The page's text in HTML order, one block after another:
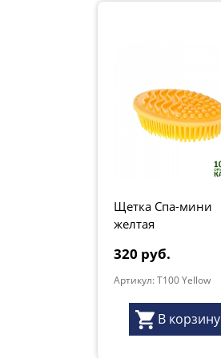
Щетка Спа-мини
желтая
320 руб.
Артикул: T100 Yellow
В корзину